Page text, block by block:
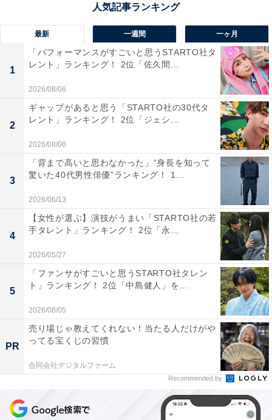
神話「因幡の白うさぎ」にちなんだ道の駅で、白うさぎ
をモチーフにしたかわいらしいお土産が充実。日本海を
望むロケーションも魅力で、縁結びに関連するアイテム
やスイーツなども人気を集めています。
回答者からは「梨を使ったお菓子や加工品、日本酒や海
産物など、県内各地の名産が幅広く揃っているからで
す。観光スポット・白兎神社のすぐそばにあるため、観
光客向けのお土産ラインナップが豊富で、鳥取らしい一
品を探すにはぴったり」（50代男性／千葉県）、「因幡
の白兎にちなんで、白兎まんじゅうを買って帰ると、話
のタネになります」（60代男性／新潟県）、「『白うさ
ぎグッズ』や『縁結びのお菓子』など、神話に関連した
お土産が充実してます」（50代女性／広島県）といった
声が集まりました。
※回答者からのコメントは原文ママです
この記事の執筆者：
All About ニュースの編集者。オールアバウトに入社後、SNSトレン
ちにAll About ニュースチームのメンバーに加入。現在は旅行・カル
チャー・エンタメなどを中心に企画編集を担当。東京都出身。居酒
...続きを読む
最新 一週間 一ヶ月
1
「パフォーマンスがすごいと思うSTARTO社タ
レント」ランキング！ 2位「佐久間...
2026/08/06
2
ギャップがあると思う「STARTO社の30代タ
レント」ランキング！ 2位「ジェシ...
2026/08/06
3
「背まで高いと思わなかった」“身長を知って
驚いた40代男性俳優”ランキング！ 1...
2026/06/13
4
【女性が選ぶ】演技がうまい「STARTO社の若
手タレント」ランキング！ 2位「永...
2026/05/27
5
「ファンサがすごいと思うSTARTO社タレン
ト」ランキング！ 2位「中島健人」を...
2026/08/05
PR
売り場じゃ教えてくれない！当たる人だけがや
ってる宝くじの習慣
合同会社デジタルファーム
Recommended by